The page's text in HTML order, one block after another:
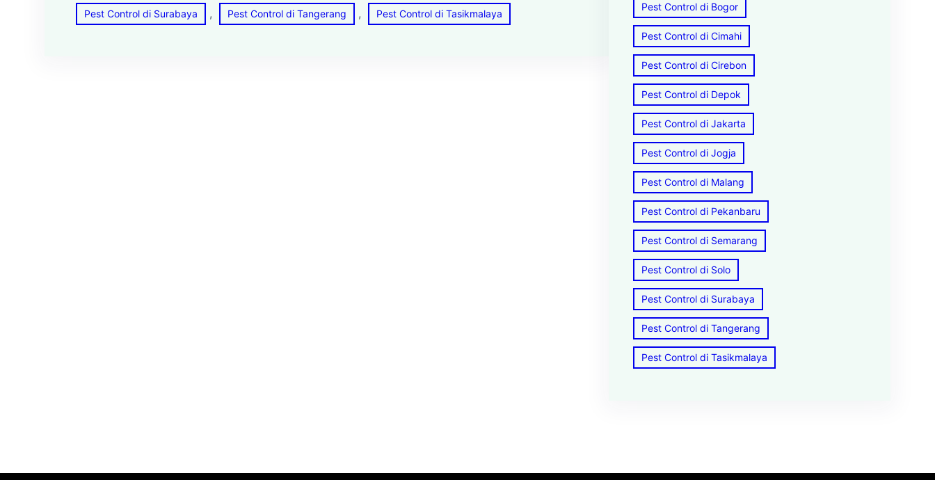
Pest Control di Surabaya , Pest Control di Tangerang , Pest Control di Tasikmalaya
Pest Control di Bogor
Pest Control di Cimahi
Pest Control di Cirebon
Pest Control di Depok
Pest Control di Jakarta
Pest Control di Jogja
Pest Control di Malang
Pest Control di Pekanbaru
Pest Control di Semarang
Pest Control di Solo
Pest Control di Surabaya
Pest Control di Tangerang
Pest Control di Tasikmalaya